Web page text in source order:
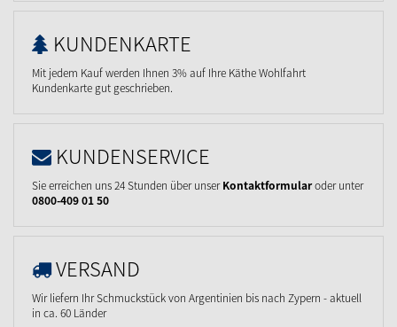
KUNDENKARTE
Mit jedem Kauf werden Ihnen 3% auf Ihre Käthe Wohlfahrt
Kundenkarte gut geschrieben.
KUNDENSERVICE
Sie erreichen uns 24 Stunden über unserKontaktformularoder unter
0800-409 01 50
VERSAND
Wir liefern Ihr Schmuckstück von Argentinien bis nach Zypern - aktuell
in ca. 60 Länder